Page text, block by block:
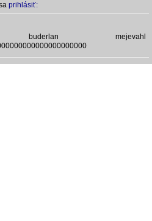
prihlásiť:
mejevahl